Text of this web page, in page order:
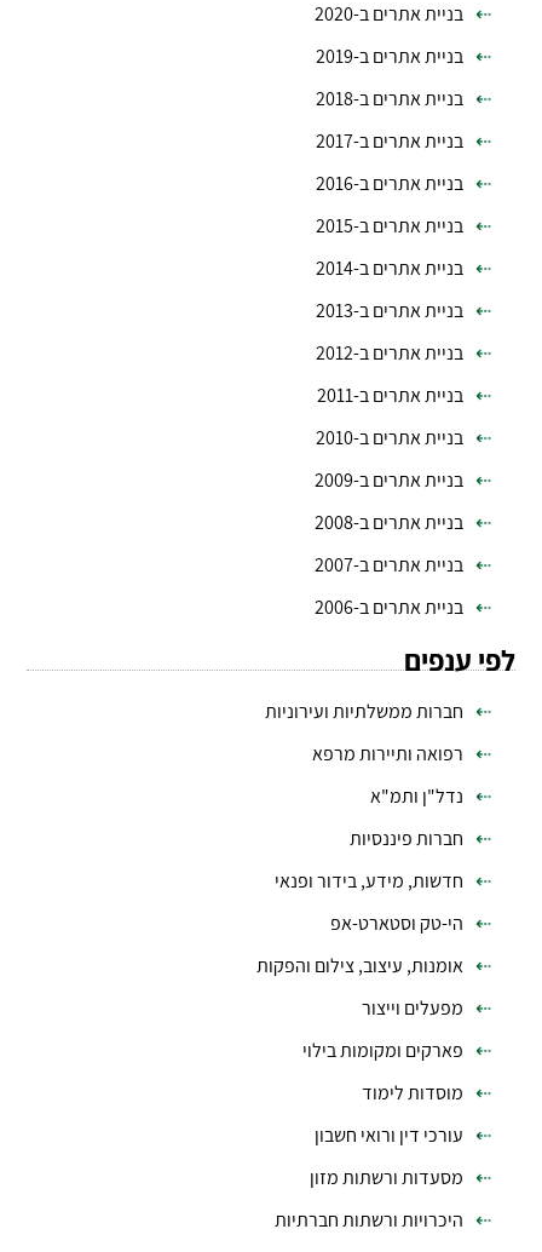
בניית אתרים ב-2020
בניית אתרים ב-2019
בניית אתרים ב-2018
בניית אתרים ב-2017
בניית אתרים ב-2016
בניית אתרים ב-2015
בניית אתרים ב-2014
בניית אתרים ב-2013
בניית אתרים ב-2012
בניית אתרים ב-2011
בניית אתרים ב-2010
בניית אתרים ב-2009
בניית אתרים ב-2008
בניית אתרים ב-2007
בניית אתרים ב-2006
לפי ענפים
חברות ממשלתיות ועירוניות
רפואה ותיירות מרפא
נדל"ן ותמ"א
חברות פיננסיות
חדשות, מידע, בידור ופנאי
הי-טק וסטארט-אפ
אומנות, עיצוב, צילום והפקות
מפעלים וייצור
פארקים ומקומות בילוי
מוסדות לימוד
עורכי דין ורואי חשבון
מסעדות ורשתות מזון
היכרויות ורשתות חברתיות